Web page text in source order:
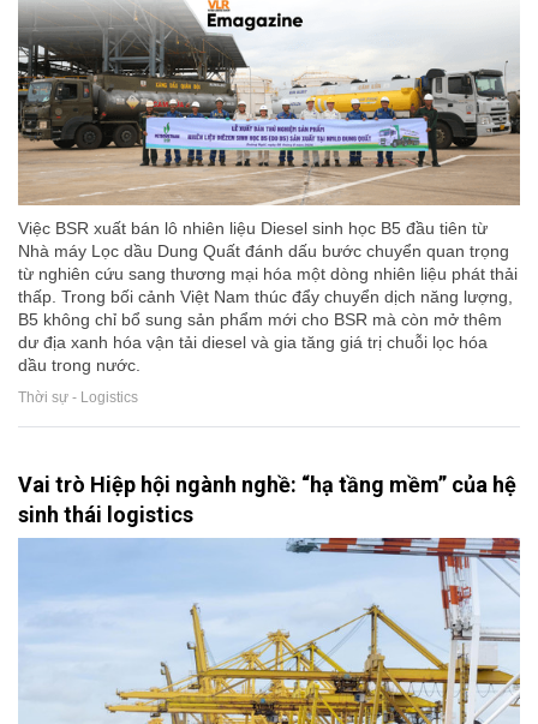
Việc BSR xuất bán lô nhiên liệu Diesel sinh học B5 đầu tiên từ
Nhà máy Lọc dầu Dung Quất đánh dấu bước chuyển quan trọng
từ nghiên cứu sang thương mại hóa một dòng nhiên liệu phát thải
thấp. Trong bối cảnh Việt Nam thúc đẩy chuyển dịch năng lượng,
B5 không chỉ bổ sung sản phẩm mới cho BSR mà còn mở thêm
dư địa xanh hóa vận tải diesel và gia tăng giá trị chuỗi lọc hóa
dầu trong nước.
Thời sự - Logistics
Vai trò Hiệp hội ngành nghề: “hạ tầng mềm” của hệ
sinh thái logistics